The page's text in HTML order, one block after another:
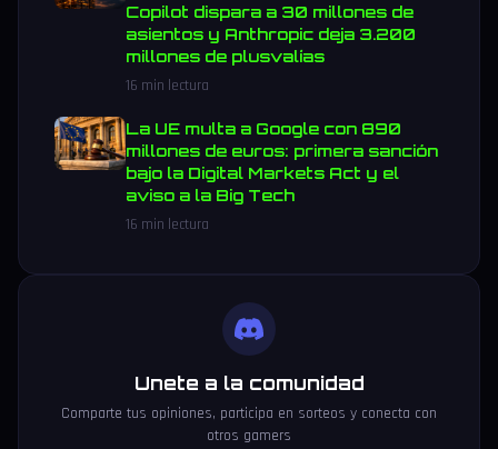
Copilot dispara a 30 millones de
asientos y Anthropic deja 3.200
millones de plusvalías
16 min lectura
La UE multa a Google con 890
millones de euros: primera sanción
bajo la Digital Markets Act y el
aviso a la Big Tech
16 min lectura
Unete a la comunidad
Comparte tus opiniones, participa en sorteos y conecta con
otros gamers